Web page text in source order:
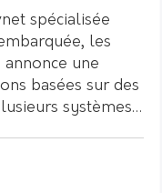
spécialisée
les
une
basées sur des
systèmes…